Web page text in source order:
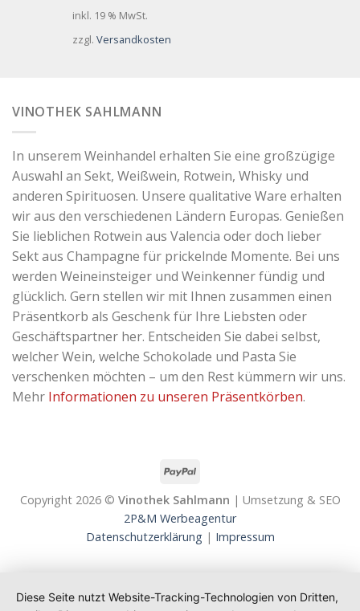
inkl. 19 % MwSt.
zzgl. Versandkosten
VINOTHEK SAHLMANN
In unserem Weinhandel erhalten Sie eine großzügige
Auswahl an Sekt, Weißwein, Rotwein, Whisky und
anderen Spirituosen. Unsere qualitative Ware erhalten
wir aus den verschiedenen Ländern Europas. Genießen
Sie lieblichen Rotwein aus Valencia oder doch lieber
Sekt aus Champagne für prickelnde Momente. Bei uns
werden Weineinsteiger und Weinkenner fündig und
glücklich. Gern stellen wir mit Ihnen zusammen einen
Präsentkorb als Geschenk für Ihre Liebsten oder
Geschäftspartner her. Entscheiden Sie dabei selbst,
welcher Wein, welche Schokolade und Pasta Sie
verschenken möchten – um den Rest kümmern wir uns.
Mehr Informationen zu unseren Präsentkörben.
Copyright 2026 © Vinothek Sahlmann | Umsetzung & SEO
2P&M Werbeagentur
Datenschutzerklärung | Impressum
Diese Seite nutzt Website-Tracking-Technologien von Dritten,